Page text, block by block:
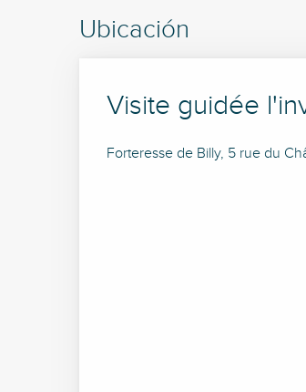
Ubicación
Visite guidée
Forteresse de Billy, 5 rue du